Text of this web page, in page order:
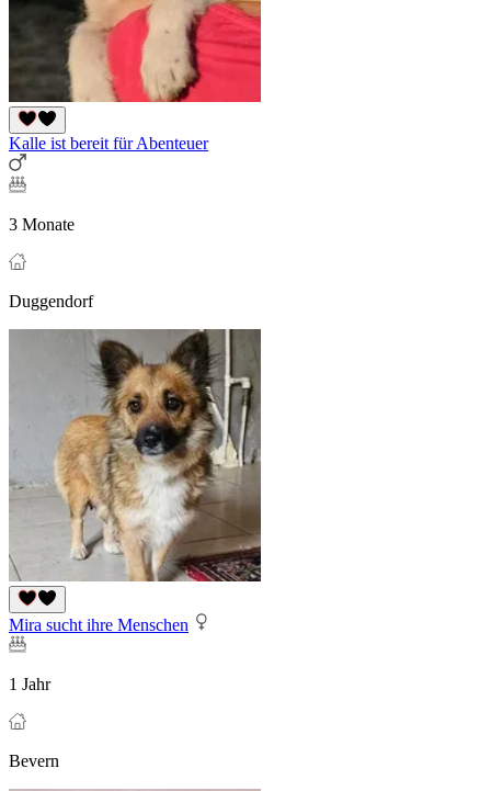
Kalle ist bereit für Abenteuer
3 Monate
Duggendorf
Mira sucht ihre Menschen
1 Jahr
Bevern